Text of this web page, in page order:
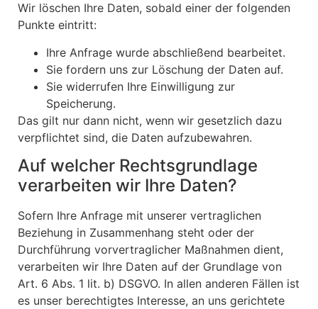
Wir löschen Ihre Daten, sobald einer der folgenden
Punkte eintritt:
Ihre Anfrage wurde abschließend bearbeitet.
Sie fordern uns zur Löschung der Daten auf.
Sie widerrufen Ihre Einwilligung zur
Speicherung.
Das gilt nur dann nicht, wenn wir gesetzlich dazu
verpflichtet sind, die Daten aufzubewahren.
Auf welcher Rechtsgrundlage
verarbeiten wir Ihre Daten?
Sofern Ihre Anfrage mit unserer vertraglichen
Beziehung in Zusammenhang steht oder der
Durchführung vorvertraglicher Maßnahmen dient,
verarbeiten wir Ihre Daten auf der Grundlage von
Art. 6 Abs. 1 lit. b) DSGVO. In allen anderen Fällen ist
es unser berechtigtes Interesse, an uns gerichtete